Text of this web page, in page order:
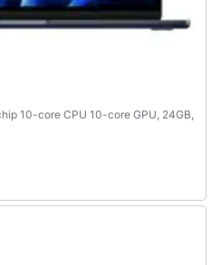
10-core CPU 10-core GPU, 24GB,